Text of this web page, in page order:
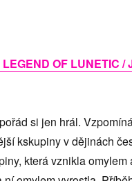
LEGEND OF LUNETIC /
si jen hrál.
kskupiny v dějinách
která vznikla omylem